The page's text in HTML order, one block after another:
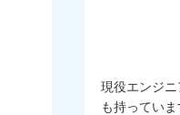
現役エンジ
も持っていま